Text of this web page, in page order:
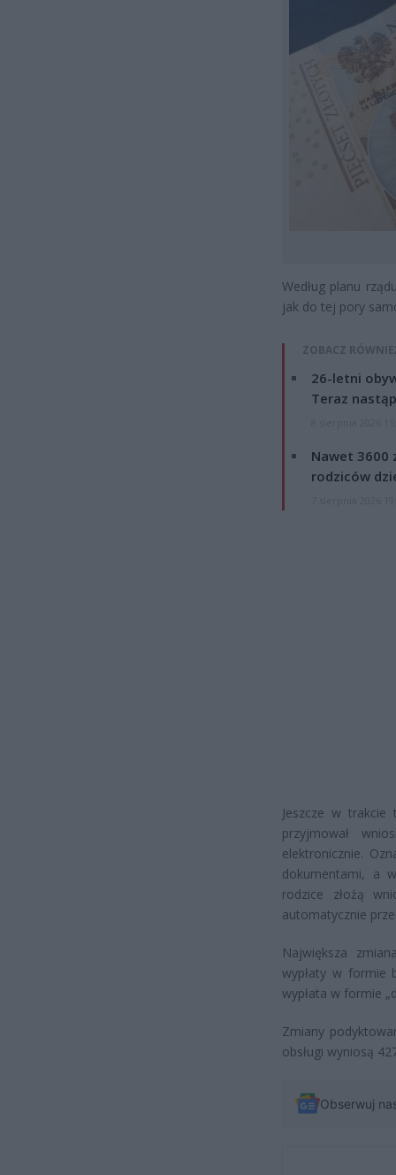
Według planu
jak do tej pory
ZOBACZ
26-letni
Teraz
Nawet 3600
rodziców
Jeszcze w
przyjmował
elektronicznie.
dokumentami, a
rodzice złożą
automatycznie
Największa
wypłaty w formie
wypłata w formie
Zmiany
obsługi wyniosą
Obserwuj